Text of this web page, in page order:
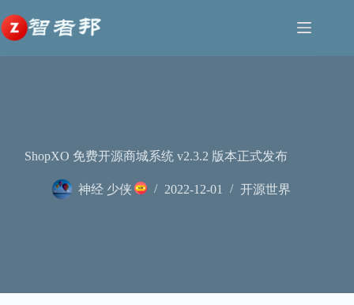
至
内
容
ShopXO 免费开源商城系统 v2.3.2 版本正式发布
神经 少侠 2022-12-01 开源世界